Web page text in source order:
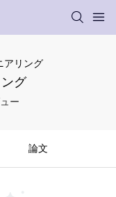
アリング
グ
ー
論文